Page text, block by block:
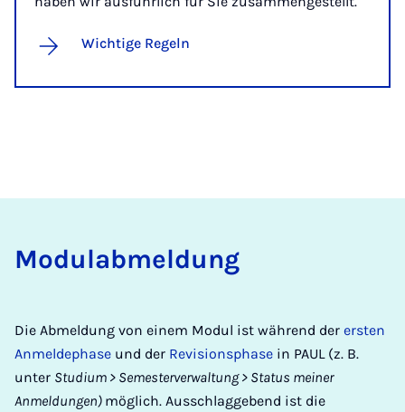
Wichtige Regeln
Mo­du­lab­mel­dung
Die Abmeldung von einem Modul ist während der ersten
Anmeldephase und der Revisionsphase in PAUL (z. B.
unter Studium > Semesterverwaltung > Status meiner
Anmeldungen) möglich. Ausschlaggebend ist die